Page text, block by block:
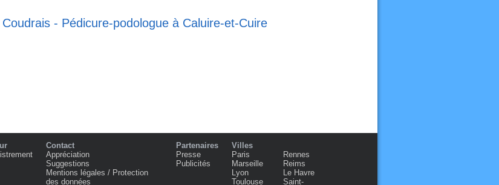
- Pédicure-podologue à Caluire-et-Cuire
Contact
Appréciation
Suggestions
Mentions légales / Protection
des données
Partenaires
Presse
Publicités
Villes
Paris
Marseille
Lyon
Toulouse
Rennes
Reims
Le Havre
Saint-